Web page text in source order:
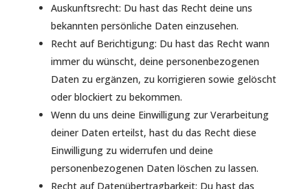
Auskunftsrecht: Du hast das Recht deine uns
bekannten persönliche Daten einzusehen.
Recht auf Berichtigung: Du hast das Recht wann
immer du wünscht, deine personenbezogenen
Daten zu ergänzen, zu korrigieren sowie gelöscht
oder blockiert zu bekommen.
Wenn du uns deine Einwilligung zur Verarbeitung
deiner Daten erteilst, hast du das Recht diese
Einwilligung zu widerrufen und deine
personenbezogenen Daten löschen zu lassen.
Recht auf Datenübertragbarkeit: Du hast das